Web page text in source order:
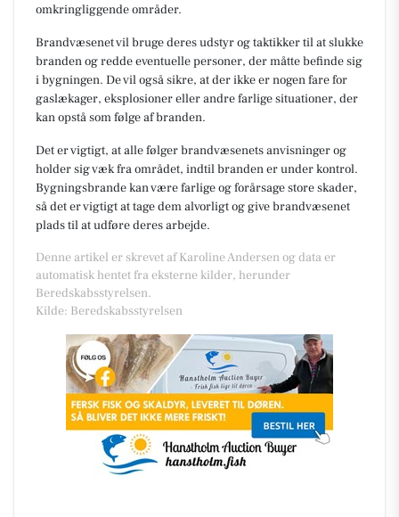
omkringliggende områder.
Brandvæsenet vil bruge deres udstyr og taktikker til at slukke
branden og redde eventuelle personer, der måtte befinde sig
i bygningen. De vil også sikre, at der ikke er nogen fare for
gaslækager, eksplosioner eller andre farlige situationer, der
kan opstå som følge af branden.
Det er vigtigt, at alle følger brandvæsenets anvisninger og
holder sig væk fra området, indtil branden er under kontrol.
Bygningsbrande kan være farlige og forårsage store skader,
så det er vigtigt at tage dem alvorligt og give brandvæsenet
plads til at udføre deres arbejde.
Denne artikel er skrevet af Karoline Andersen og data er
automatisk hentet fra eksterne kilder, herunder
Beredskabsstyrelsen.
Kilde: Beredskabsstyrelsen